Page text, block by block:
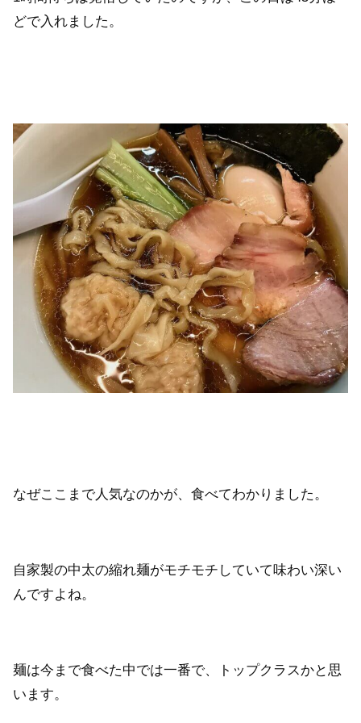
どで入れました。
なぜここまで人気なのかが、食べてわかりました。
自家製の中太の縮れ麺がモチモチしていて味わい深い
んですよね。
麺は今まで食べた中では一番で、トップクラスかと思
います。